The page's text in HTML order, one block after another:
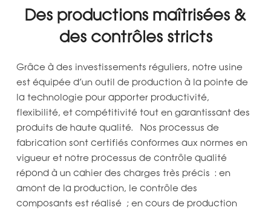
Des productions maîtrisées &
des contrôles stricts
Grâce à des investissements réguliers, notre usine
est équipée d’un outil de production à la pointe de
la technologie pour apporter productivité,
flexibilité, et compétitivité tout en garantissant des
produits de haute qualité. Nos processus de
fabrication sont certifiés conformes aux normes en
vigueur et notre processus de contrôle qualité
répond à un cahier des charges très précis : en
amont de la production, le contrôle des
composants est réalisé ; en cours de production